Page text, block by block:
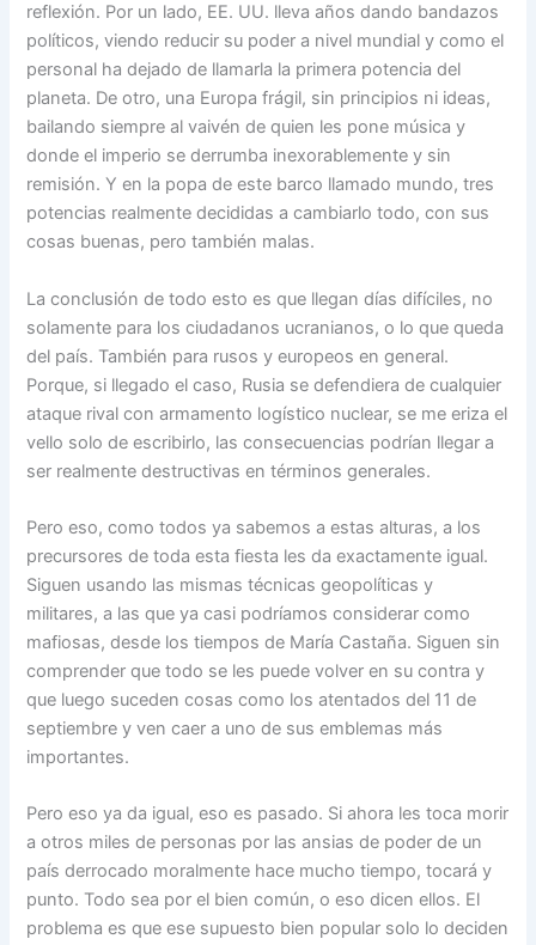
reflexión. Por un lado, EE. UU. lleva años dando bandazos
políticos, viendo reducir su poder a nivel mundial y como el
personal ha dejado de llamarla la primera potencia del
planeta. De otro, una Europa frágil, sin principios ni ideas,
bailando siempre al vaivén de quien les pone música y
donde el imperio se derrumba inexorablemente y sin
remisión. Y en la popa de este barco llamado mundo, tres
potencias realmente decididas a cambiarlo todo, con sus
cosas buenas, pero también malas.
La conclusión de todo esto es que llegan días difíciles, no
solamente para los ciudadanos ucranianos, o lo que queda
del país. También para rusos y europeos en general.
Porque, si llegado el caso, Rusia se defendiera de cualquier
ataque rival con armamento logístico nuclear, se me eriza el
vello solo de escribirlo, las consecuencias podrían llegar a
ser realmente destructivas en términos generales.
Pero eso, como todos ya sabemos a estas alturas, a los
precursores de toda esta fiesta les da exactamente igual.
Siguen usando las mismas técnicas geopolíticas y
militares, a las que ya casi podríamos considerar como
mafiosas, desde los tiempos de María Castaña. Siguen sin
comprender que todo se les puede volver en su contra y
que luego suceden cosas como los atentados del 11 de
septiembre y ven caer a uno de sus emblemas más
importantes.
Pero eso ya da igual, eso es pasado. Si ahora les toca morir
a otros miles de personas por las ansias de poder de un
país derrocado moralmente hace mucho tiempo, tocará y
punto. Todo sea por el bien común, o eso dicen ellos. El
problema es que ese supuesto bien popular solo lo deciden